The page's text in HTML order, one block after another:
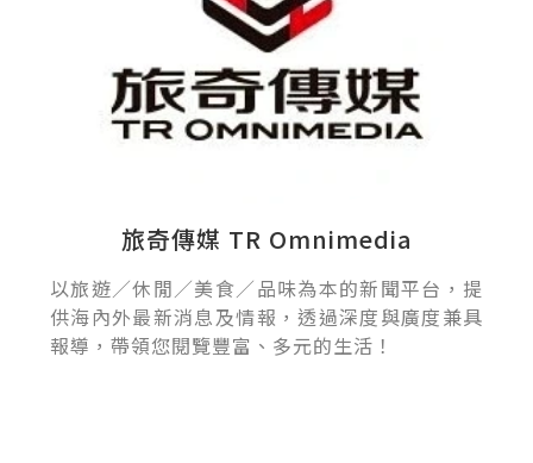
旅奇傳媒 TR Omnimedia
以旅遊／休閒／美食／品味為本的新聞平台，提
供海內外最新消息及情報，透過深度與廣度兼具
報導，帶領您閱覽豐富、多元的生活！